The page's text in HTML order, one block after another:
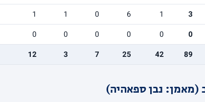
3
1
6
0
1
1
0
0
0
0
0
0
89
42
25
7
3
12
(מאמן: נבן ספאהיה)